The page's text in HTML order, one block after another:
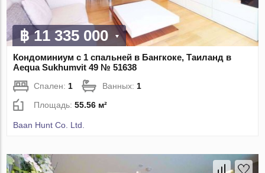
฿ 11 335 000
Кондоминиум с 1 спальней в Бангкоке, Таиланд в
Aequa Sukhumvit 49 № 51638
Спален: 1 Ванных: 1
Площадь:55.56 м²
Baan Hunt Co. Ltd.